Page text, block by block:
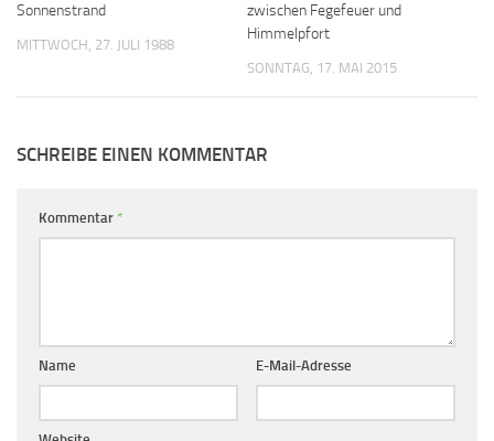
Sonnenstrand
MITTWOCH, 27. JULI 1988
zwischen Fegefeuer und
Himmelpfort
SONNTAG, 17. MAI 2015
SCHREIBE EINEN KOMMENTAR
Kommentar *
Name E-Mail-Adresse